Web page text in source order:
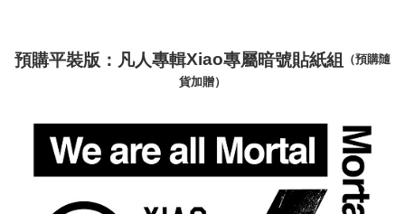
預購平裝版： 凡人專輯Xiao專屬暗號貼紙組
（預購隨
貨加贈）